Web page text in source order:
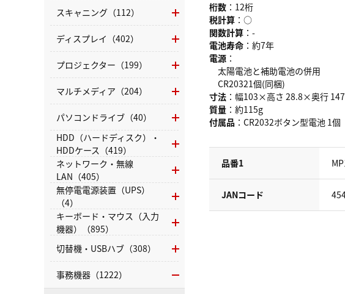
桁数 ：12桁
税計算 ：○
関数計算 ：-
電池寿命 ：約7年
電源 ：
太陽電池と補助電池の併用
CR20321個(同梱)
寸法 ：幅103×高さ 28.8×奥行
質量 ：約115g
付属品 ：CR2032ボタン型電池 1個
品番1
JANコード
スキャニング（112）
ディスプレイ（402）
プロジェクター（199）
マルチメディア（204）
パソコンドライブ（40）
HDD（ハードディスク）・
HDDケース（419）
ネットワーク・無線
LAN（405）
無停電電源装置（UPS）
（4）
キーボード・マウス（入力
機器）（895）
切替機・USBハブ（308）
事務機器（1222）